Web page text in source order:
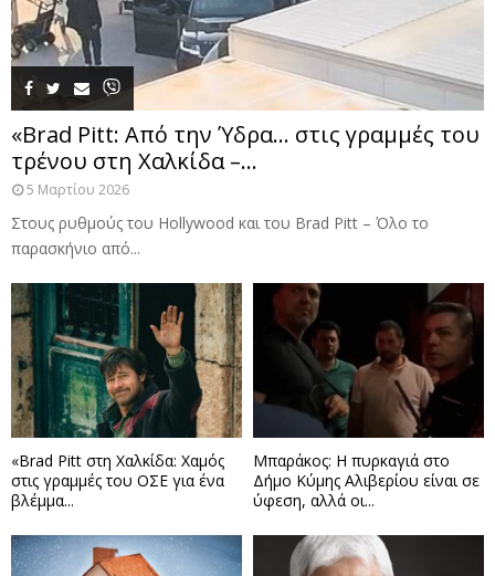
«Brad Pitt: Από την Ύδρα… στις γραμμές του
τρένου στη Χαλκίδα –...
5 Μαρτίου 2026
Στους ρυθμούς του Hollywood και του Brad Pitt – Όλο το
παρασκήνιο από...
«Brad Pitt στη Χαλκίδα: Χαμός
στις γραμμές του ΟΣΕ για ένα
βλέμμα...
Μπαράκος: Η πυρκαγιά στο
Δήμο Κύμης Αλιβερίου είναι σε
ύφεση, αλλά οι...